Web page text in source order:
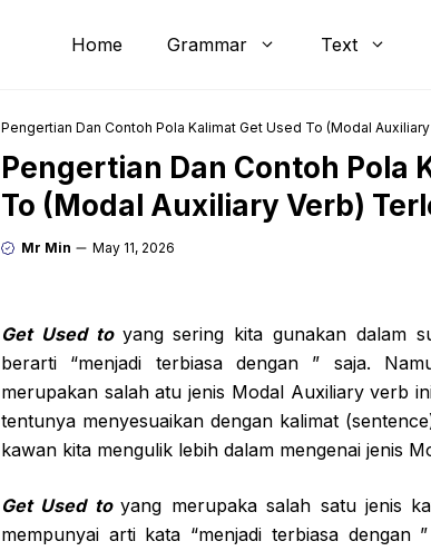
Home Grammar Text
Pengertian Dan Contoh Pola Kalimat Get Used To (Modal
Pengertian Dan Contoh Pola
To (Modal Auxiliary Verb)
Mr Min May 11, 2026
Get Used to yang sering kita gunakan dalam
berarti “menjadi terbiasa dengan ” saja.
merupakan salah atu jenis Modal Auxiliary verb
tentunya menyesuaikan dengan kalimat
kawan kita mengulik lebih dalam mengenai jenis
Get Used toyang merupaka salah satu jenis
mempunyai arti kata “menjadi terbiasa dengan